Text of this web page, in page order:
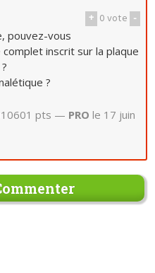
+ 0vote -
pouvez-vous
inscrit sur la plaque
?
pts — PRO le 17 juin